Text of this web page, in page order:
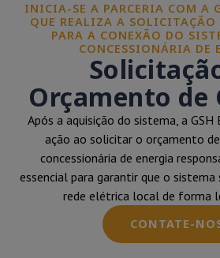
INICIA-SE A PARCERIA COM A
QUE REALIZA A SOLICITAÇÃO
PARA A CONEXÃO DO
CONCESSIONÁRIA DE
Orçamento de
Após a aquisição do sistema, a GSH
ação ao solicitar o orçamento
concessionária de energia
essencial para garantir que o
rede elétrica local de forma
CONTATE-